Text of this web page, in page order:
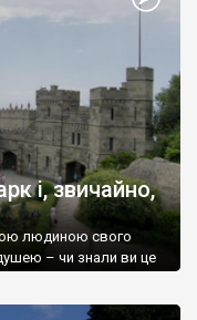
і, звичайно,
людиною свого
– чи знали ви це